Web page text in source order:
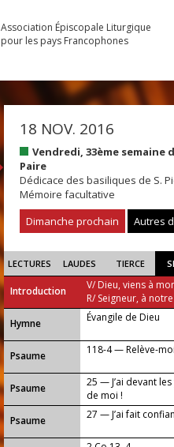
Association Épiscopale Liturgique
pour les pays Francophones
18 NOV. 2016
Vendredi, 33ème
Paire
Dédicace des basiliques de S.
Mémoire facultative
Dimanche prochain
Autres
LECTURES LAUDES TIERCE
Introduction
V/ Dieu, viens à
R/ Seigneur, à
...
Hymne Évangile de Dieu
Psaume 118-4 — Relève-
Psaume
25 — J’ai devant
de moi !
Psaume
27 — J’ai fait